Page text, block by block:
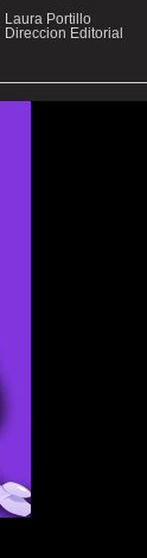
Laura Portillo
Direccion Editorial